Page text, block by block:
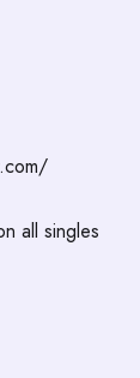
all singles